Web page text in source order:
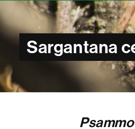
Sargantana